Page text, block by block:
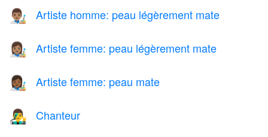
👨🏽‍🎨 Artiste homme: peau légèrement mate
👩🏽‍🎨 Artiste femme: peau légèrement mate
👩🏾‍🎨 Artiste femme: peau mate
👨‍🎤 Chanteur